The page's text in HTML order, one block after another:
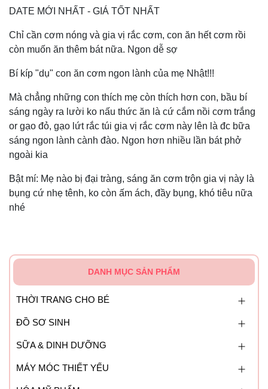
DATE MỚI NHẤT - GIÁ TỐT NHẤT
Chỉ cần cơm nóng và gia vị rắc cơm, con ăn hết cơm rồi
còn muốn ăn thêm bát nữa. Ngon dễ sợ
Bí kíp "dụ" con ăn cơm ngon lành của mẹ Nhật!!!
Mà chẳng những con thích mẹ còn thích hơn con, bầu bí
sáng ngày ra lười ko nấu thức ăn là cứ cắm nồi cơm trắng
or gạo đỏ, gạo lứt rắc túi gia vị rắc cơm này lên là đc bữa
sáng ngon lành cành đào. Ngon hơn nhiều lần bát phở
ngoài kia
Bật mí: Mẹ nào bị đại tràng, sáng ăn cơm trộn gia vị này là
bụng cứ nhẹ tênh, ko còn ấm ách, đầy bụng, khó tiêu nữa
nhé
DANH MỤC SẢN PHẨM
THỜI TRANG CHO BÉ
ĐỒ SƠ SINH
SỮA & DINH DƯỠNG
MÁY MÓC THIẾT YẾU